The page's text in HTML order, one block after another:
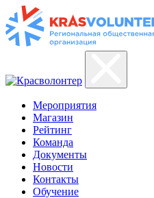
Мероприятия
Магазин
Рейтинг
Команда
Документы
Новости
Контакты
Обучение